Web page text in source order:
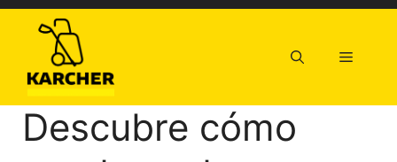
Saltar
contenido
Menú
Descubre cómo